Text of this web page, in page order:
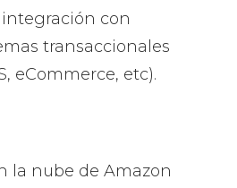
con
transaccionales
eCommerce, etc).
la nube de Amazon